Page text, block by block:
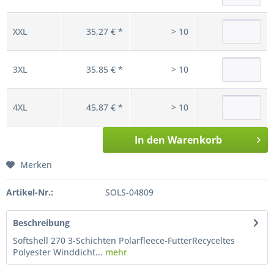
XXL 35,27 € * > 10
3XL 35,85 € * > 10
4XL 45,87 € * > 10
In den Warenkorb
Merken
Artikel-Nr.: SOLS-04809
Beschreibung
Softshell 270 3-Schichten Polarfleece-FutterRecyceltes
Polyester Winddicht... mehr